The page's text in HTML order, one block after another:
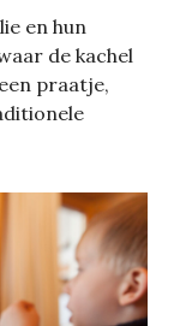
en hun
de kachel
praatje,